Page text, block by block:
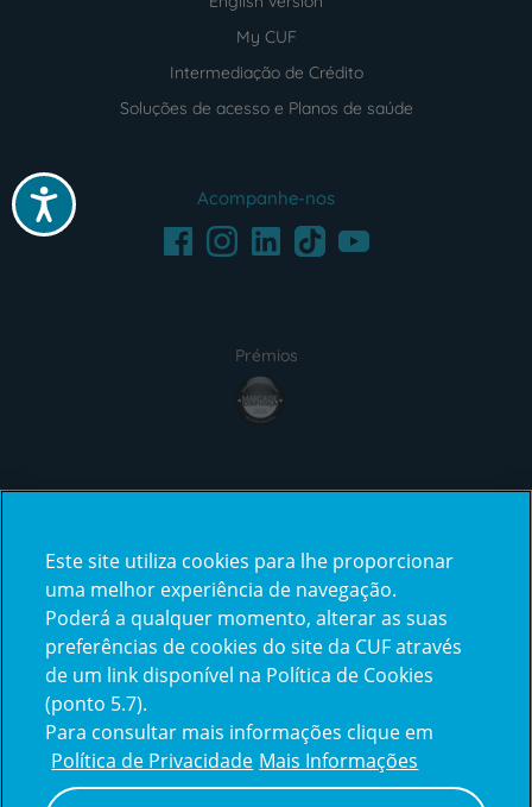
Acessibilidade
My CUF
Intermediação de Crédito
Soluções de acesso e Planos de saúde
Acompanhe-nos
FacebookInstagramLinkedInTikTokYoutube
Prémios
award4
certification2certification3
Reclamações
e
elogios
Este site utiliza cookies para lhe proporcionar
uma melhor experiência de navegação.
Poderá a qualquer momento, alterar as suas
preferências de cookies do site da CUF através
de um link disponível na Política de Cookies
(ponto 5.7).
Para consultar mais informações clique em
Política de Privacidade Mais Informações